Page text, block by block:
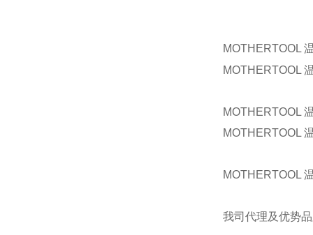
MOTHERTOOL
MOTHERTOOL
MOTHERTOOL
MOTHERTOOL
MOTHERTOOL
我司代理及优势